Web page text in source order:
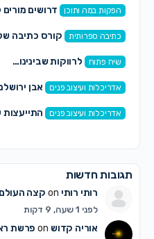
הפקות במה ותוכן דרושים מורים
כתיבה ספרותית קורס כתיבה
שיח פתוח לרווקות שבינינו…
אדריכלות ועיצוב פנים אבן
אדריכלות ועיצוב פנים התייעצות
תגובות חדשות
רותי רותיon קצה העולם
לפני 1 שעה, 9 דקות
אוריה קדושon פרשת